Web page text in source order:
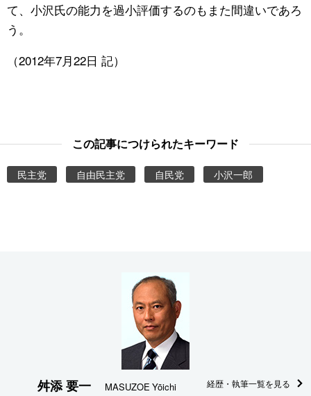
て、小沢氏の能力を過小評価するのもまた間違いであろ
う。
（2012年7月22日 記）
この記事につけられたキーワード
民主党 自由民主党 自民党 小沢一郎
舛添 要一 MASUZOE Yōichi 経歴・執筆一覧を見る